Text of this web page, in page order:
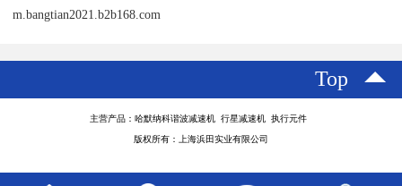
m.bangtian2021.b2b168.com
Top
主营产品：哈默纳科谐波减速机 行星减速机 执行元件
版权所有：上海浜田实业有限公司